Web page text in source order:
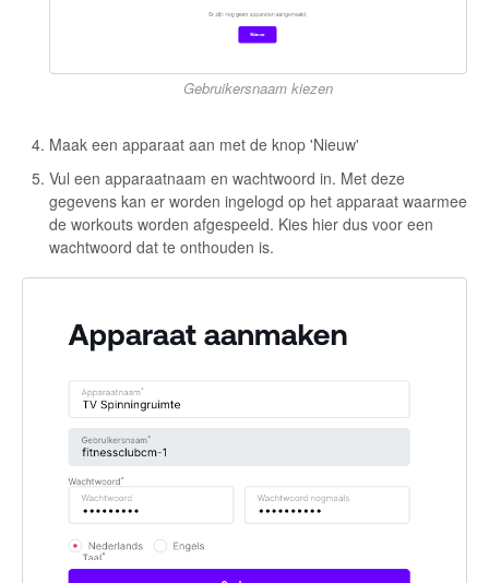
Gebruikersnaam kiezen
Maak een apparaat aan met de knop 'Nieuw'
Vul een apparaatnaam en wachtwoord in. Met deze
gegevens kan er worden ingelogd op het apparaat waarmee
de workouts worden afgespeeld. Kies hier dus voor een
wachtwoord dat te onthouden is.